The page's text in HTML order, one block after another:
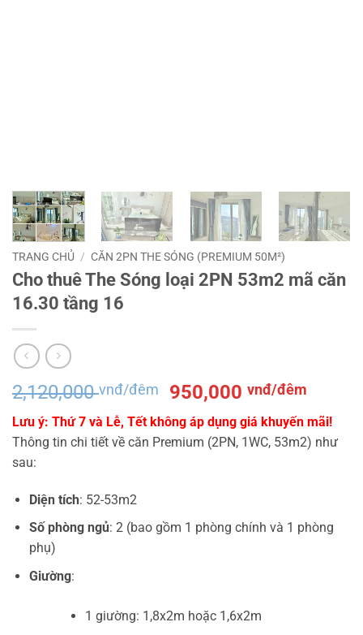
TRANG CHỦ / CĂN 2PN THE SÓNG (PREMIUM 50M²)
Cho thuê The Sóng loại 2PN 53m2 mã căn
16.30 tầng 16
2,120,000vnđ/đêm
Giá
gốc
là:
2,120,000 vnđ/
950,000vnđ/đêm
hiện
tại
là:
Lưu ý: Thứ 7 và Lễ, Tết không áp dụng giá khuyến mãi!
Thông tin chi tiết về căn Premium (2PN, 1WC, 53m2) như
sau:
Diện tích: 52-53m2
Số phòng ngủ: 2 (bao gồm 1 phòng chính và 1 phòng
phụ)
Giường:
1 giường: 1,8x2m hoặc 1,6x2m